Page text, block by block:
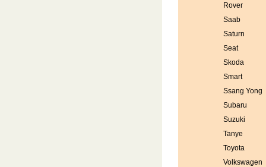
Rover
Saab
Saturn
Seat
Skoda
Smart
Ssang Yong
Subaru
Suzuki
Tanye
Toyota
Volkswagen